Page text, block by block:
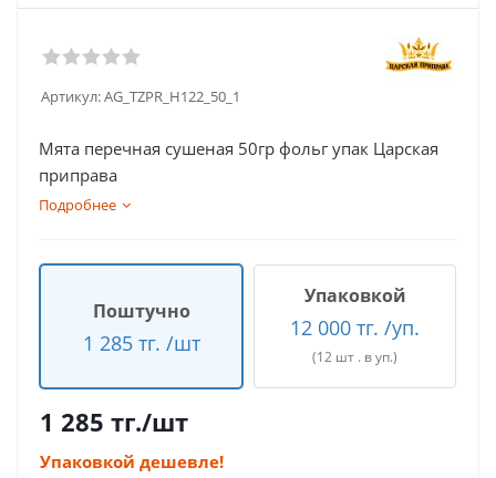
Артикул:AG_TZPR_H122_50_1
Мята перечная сушеная 50гр фольг упак Царская
приправа
Подробнее
Поштучно
1 285 тг. /шт
Упаковкой
12 000 тг. /уп.
(12 шт . в уп.)
1 285 тг./шт
Упаковкой дешевле!